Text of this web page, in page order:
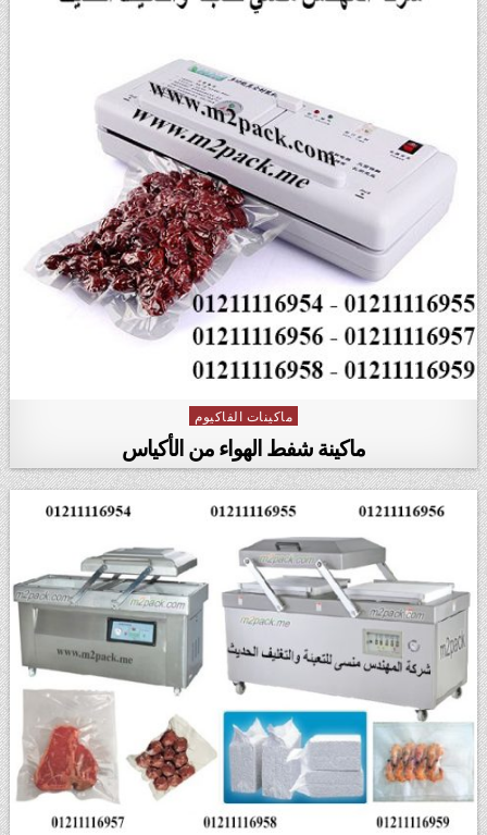
Posted in
ماكينات الفاكيوم
ماكينة شفط الهواء من الأكياس